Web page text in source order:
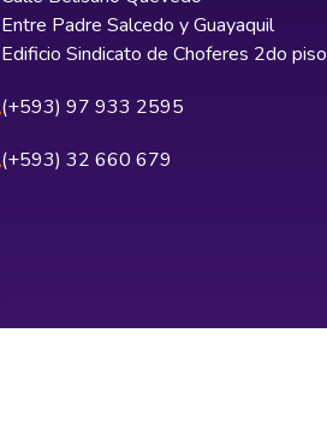
Entre Padre Salcedo y Guayaquil
Edificio Sindicato de Choferes 2do piso
(+593) 97 933 2595
(+593) 32 660 679